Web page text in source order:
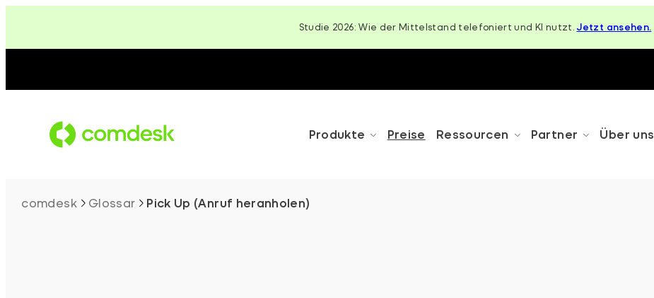
springen
Studie 2026: Wie der Mittelstand telefoniert und KI nutzt. Jetzt ansehen.
Produkte Preise Ressourcen Partner Über uns
comdesk Glossar Pick Up (Anruf heranholen)